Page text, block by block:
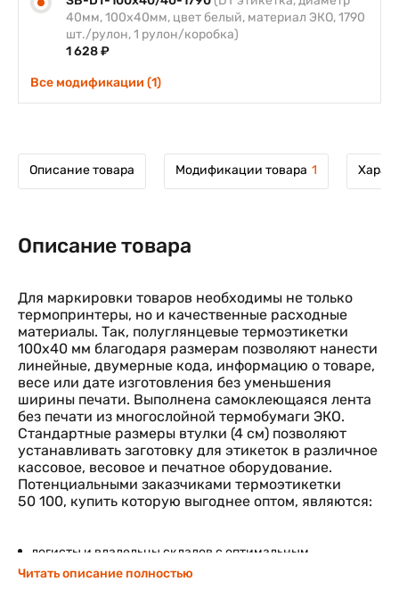
40мм, 100х40мм, цвет белый, материал ЭКО, 1790
шт./рулон, 1 рулон/коробка)
1 628 ₽
Все модификации (1)
Описание товара Модификации товара 1
Описание товара
Для маркировки товаров необходимы не только
термопринтеры, но и качественные расходные
материалы. Так, полуглянцевые термоэтикетки
100х40 мм благодаря размерам позволяют нанести
линейные, двумерные кода, информацию о товаре,
весе или дате изготовления без уменьшения
ширины печати. Выполнена самоклеющаяся лента
без печати из многослойной термобумаги ЭКО.
Стандартные размеры втулки (4 см) позволяют
устанавливать заготовку для этикеток в различное
кассовое, весовое и печатное оборудование.
Потенциальными заказчиками термоэтикетки
50 100, купить которую выгоднее оптом, являются:
логисты и владельцы складов с оптимальным
показателем влажности в помещении;
Читать описание полностью